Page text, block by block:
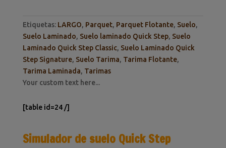
Etiquetas: LARGO, Parquet, Parquet Flotante, Suelo,
Suelo Laminado, Suelo laminado Quick Step, Suelo
Laminado Quick Step Classic, Suelo Laminado Quick
Step Signature, Suelo Tarima, Tarima Flotante,
Tarima Laminada, Tarimas
Your custom text here...
[table id=24 /]
Simulador de suelo Quick Step